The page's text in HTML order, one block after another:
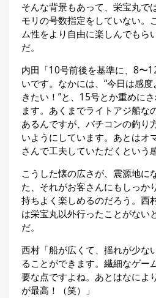
そんな背景もあって、栄宝丸で
モリの号数指定をしていない。
ム性をより自由に楽しんでもら
だ。
内田「10号前後を基準に、8〜
いです。なかには、“今日は感
きたい！”と、15号とか重めに
ます。あくまでライトアジ船な
あるんですが、バチコンの釣り
いようにしています。あとはオ
さんで工夫していただくという
こうした懐の広さが、震源地に
た、それがお客さんにもしっか
持ちよく楽しめるのだろう。西
は栄宝丸以外行ったことがない
だ。
西村「船が広くて、揺れが少な
ることができます。繊細なゲー
要な点ですよね。あとはなによ
が最高！（笑）」